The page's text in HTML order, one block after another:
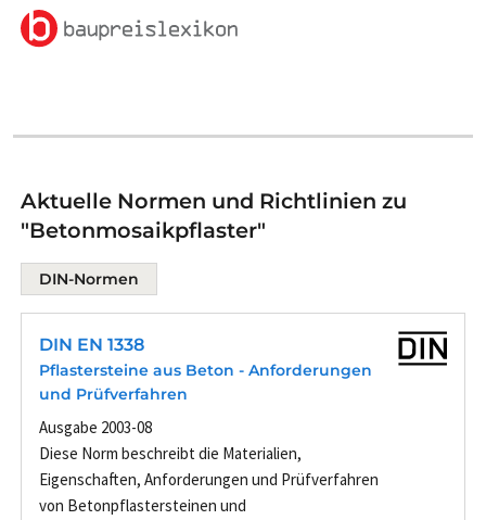
Aktuelle Normen und Richtlinien zu
"Betonmosaikpflaster"
DIN-Normen
DIN EN 1338
Pflastersteine aus Beton - Anforderungen
und Prüfverfahren
Ausgabe 2003-08
Diese Norm beschreibt die Materialien,
Eigenschaften, Anforderungen und Prüfverfahren
von Betonpflastersteinen und